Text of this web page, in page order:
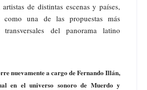
de distintas escenas y países,
como una de las propuestas más
transversales del panorama latino
nuevamente a cargo de Fernando Illán,
en el universo sonoro de Muerdo y